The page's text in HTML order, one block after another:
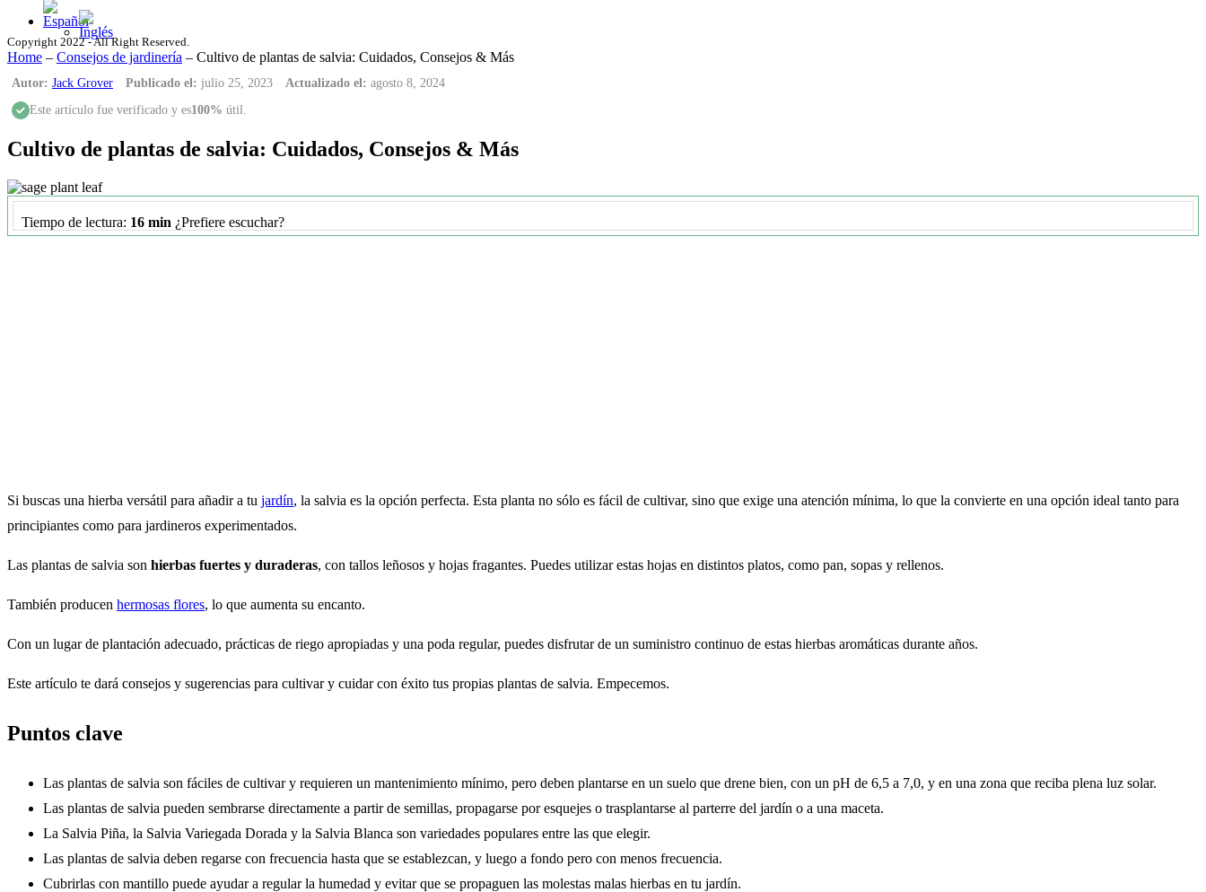
Copyright 2022 - All Right Reserved.
Home – Consejos de jardinería – Cultivo de plantas de salvia: Cuidados, Consejos & Más
Autor: Jack Grover Publicado el: julio 25, 2023 Actualizado el: agosto 8, 2024
Este artículo fue verificado y es100% útil.
Cultivo de plantas de salvia: Cuidados, Consejos & Más
Tiempo de lectura: 16 min ¿Prefiere escuchar?
Si buscas una hierba versátil para añadir a tu jardín, la salvia es la opción perfecta. Esta planta no sólo es fácil de cultivar, sino que exige una atención mínima, lo que la convierte en una opción ideal tanto para
principiantes como para jardineros experimentados.
Las plantas de salvia son hierbas fuertes y duraderas, con tallos leñosos y hojas fragantes. Puedes utilizar estas hojas en distintos platos, como pan, sopas y rellenos.
También producen hermosas flores, lo que aumenta su encanto.
Con un lugar de plantación adecuado, prácticas de riego apropiadas y una poda regular, puedes disfrutar de un suministro continuo de estas hierbas aromáticas durante años.
Este artículo te dará consejos y sugerencias para cultivar y cuidar con éxito tus propias plantas de salvia. Empecemos.
Puntos clave
Las plantas de salvia son fáciles de cultivar y requieren un mantenimiento mínimo, pero deben plantarse en un suelo que drene bien, con un pH de 6,5 a 7,0, y en una zona que reciba plena luz solar.
Las plantas de salvia pueden sembrarse directamente a partir de semillas, propagarse por esquejes o trasplantarse al parterre del jardín o a una maceta.
La Salvia Piña, la Salvia Variegada Dorada y la Salvia Blanca son variedades populares entre las que elegir.
Las plantas de salvia deben regarse con frecuencia hasta que se establezcan, y luego a fondo pero con menos frecuencia.
Cubrirlas con mantillo puede ayudar a regular la humedad y evitar que se propaguen las molestas malas hierbas en tu jardín.